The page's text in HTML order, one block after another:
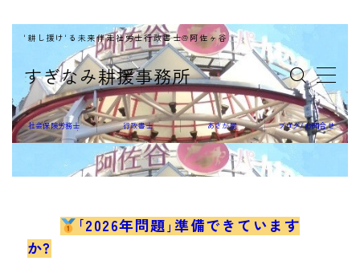
すぎなみ耕援事務所
'耕し援け'る未来伴走社労士行政書士@阿佐ヶ谷
MENU
社会保険労務士
社会保険労務士 行政書士 あさが屋 ブログ/お問合せ
｢2026年問題｣準備できています
か?